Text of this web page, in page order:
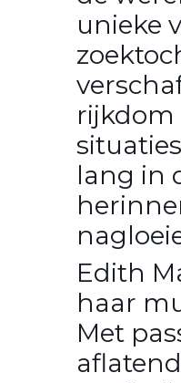
unieke
rijkdom
lang in
Edith
haar
Met